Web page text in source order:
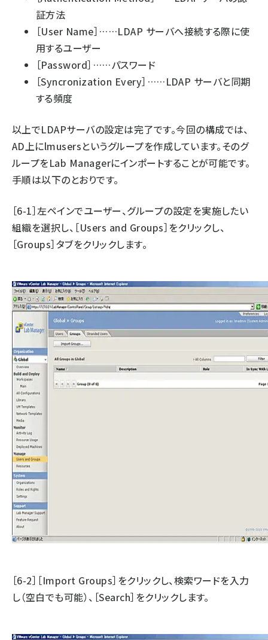
証方法
［User Name］……LDAP サーバへ接続する際に使
用するユーザー
［Password］……パスワード
［Syncronization Every］……LDAP サーバと同期
する頻度
以上でLDAPサーバの設定は完了です。今回の構成では、
AD上にlmusersというグループを作成しています。そのグ
ループをLab Managerにインポートすることが可能です。
手順は以下のとおりです。
［6-1］左ペインでユーザー、グループの設定を実施したい
組織を選択し、［Users and Groups］をクリックし、
［Groups］タブをクリックします。
［6-2］［Import Groups］をクリックし、検索ワードを入力
し（空白でも可能）、［Search］をクリックします。